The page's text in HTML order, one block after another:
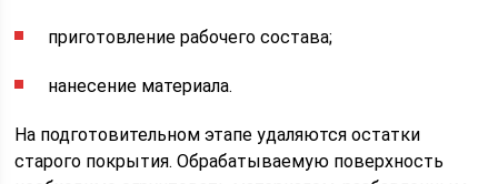
приготовление рабочего состава;
нанесение материала.
На подготовительном этапе удаляются остатки
старого покрытия. Обрабатываемую поверхность